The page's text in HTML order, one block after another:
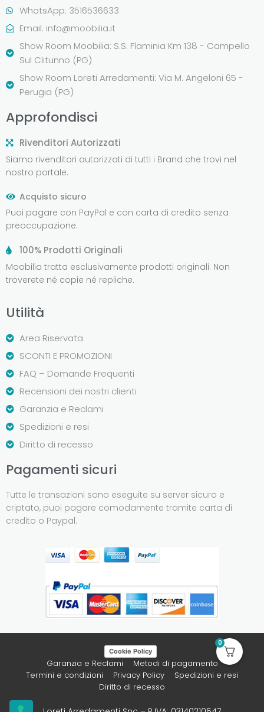
WhatsApp: 3516536633
Email: info@moobilia.it
Show Room Moobilia: S.S. Flaminia Km 138 - Campello
Sul Clitunno (PG)
Show Room Loreti Arredamenti: Via M. Angeloni 65 -
Perugia (PG)
Approfondisci
Rivenditori Autorizzati
Siamo rivenditori autorizzati di tutti i Brand che trovi nel
nostro portale.
Acquisto sicuro
Puoi pagare con PayPal e con carta di credito senza
preoccupazione.
100% Prodotti Originali
Moobilia tratta esclusivamente prodotti originali. Non
troverete né copie né repliche.
Utilità
Area Riservata
SCONTI E PROMOZIONI
FAQ – Domande Frequenti
Recensioni dei nostri clienti
Garanzia e Reclami
Spedizioni e resi
Diritto di recesso
Pagamenti sicuri
Tutte le transazioni sono eseguite su server sicuro e
criptato, puoi pagare comodamente tramite carta di
credito o Paypal.
Cookie Policy
Garanzia e Reclami
Metodi di pagamento
Termini e condizioni
Privacy Policy
Spedizioni e resi
Diritto di recesso
0